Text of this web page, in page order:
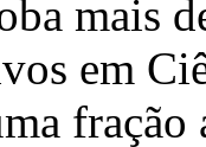
mais
em